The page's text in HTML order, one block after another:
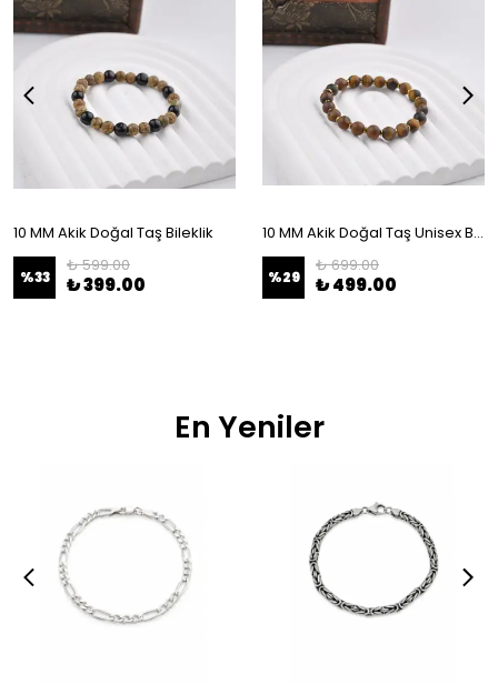
10 MM Akik Doğal Taş Bileklik
%33
₺ 599.00
₺ 399.00
10 MM Akik Doğal Taş Unisex Bileklik
%29
₺ 699.00
₺ 499.00
En Yeniler